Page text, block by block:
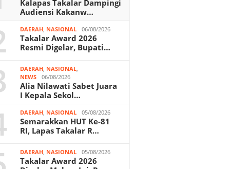
Kalapas Takalar Dampingi
Audiensi Kakanw…
DAERAH NASIONAL 06/08/2026
Takalar Award 2026
Resmi Digelar, Bupati…
DAERAH NASIONAL
NEWS
06/08/2026
Alia Nilawati Sabet Juara
I Kepala Sekol…
DAERAH NASIONAL 05/08/2026
Semarakkan HUT Ke-81
RI, Lapas Takalar R…
DAERAH NASIONAL 05/08/2026
Takalar Award 2026